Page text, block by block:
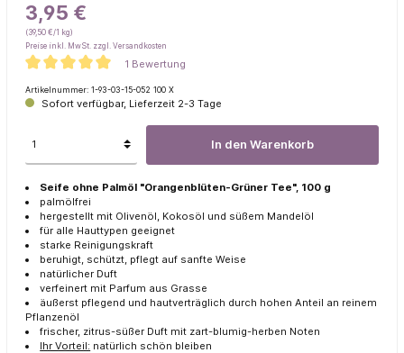
3,95 €
(39,50 €/1 kg)
Preise inkl. MwSt. zzgl. Versandkosten
1 Bewertung
Artikelnummer: 1-93-03-15-052 100 X
Sofort verfügbar, Lieferzeit 2-3 Tage
In den Warenkorb
Seife ohne Palmöl "Orangenblüten-Grüner Tee", 100 g
palmölfrei
hergestellt mit Olivenöl, Kokosöl und süßem Mandelöl
für alle Hauttypen geeignet
starke Reinigungskraft
beruhigt, schützt, pflegt auf sanfte Weise
natürlicher Duft
verfeinert mit Parfum aus Grasse
äußerst pflegend und hautverträglich durch hohen Anteil an reinem
Pflanzenöl
frischer, zitrus-süßer Duft mit zart-blumig-herben Noten
Ihr Vorteil: natürlich schön bleiben